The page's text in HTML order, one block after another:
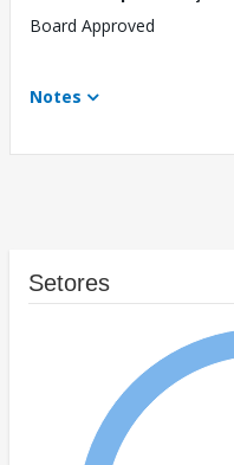
Board Approved
Notes
Setores